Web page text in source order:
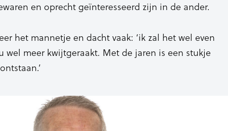
en oprecht geïnteresseerd zijn in de ander.
het mannetje en dacht vaak: ‘ik zal het wel even
wel meer kwijtgeraakt. Met de jaren is een stukje